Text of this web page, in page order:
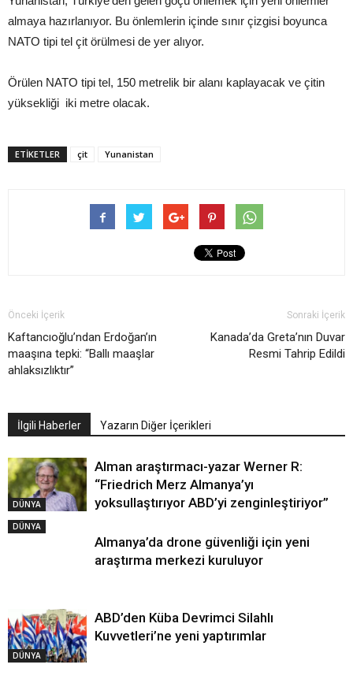
almaya hazırlanıyor. Bu önlemlerin içinde sınır çizgisi boyunca
NATO tipi tel çit örülmesi de yer alıyor.
Örülen NATO tipi tel, 150 metrelik bir alanı kaplayacak ve çitin
yüksekliği iki metre olacak.
ETIKETLER çit Yunanistan
Önceki İçerik
Kaftancıoğlu’ndan Erdoğan’ın
maaşına tepki: “Ballı maaşlar
ahlaksızlıktır”
Sonraki İçerik
Kanada’da Greta’nın Duvar
Resmi Tahrip Edildi
İlgili Haberler Yazarın Diğer İçerikleri
DÜNYA
Alman araştırmacı-yazar Werner R:
“Friedrich Merz Almanya’yı
yoksullaştırıyor ABD’yi zenginleştiriyor”
DÜNYA
Almanya’da drone güvenliği için yeni
araştırma merkezi kuruluyor
DÜNYA
ABD’den Küba Devrimci Silahlı
Kuvvetleri’ne yeni yaptırımlar